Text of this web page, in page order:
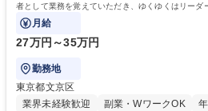
者として業務を覚えていただき、ゆくゆくはリーダ
躍いただくことを期待しています。
月給
27万円～35万円
勤務地
東京都文京区
業界未経験歓迎
副業・WワークOK